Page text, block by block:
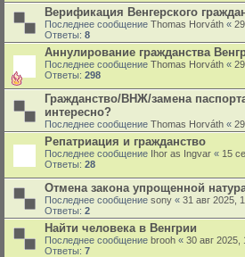
Верификация Венгерского
Последнее сообщение Thomas Horváth «
Ответы: 8
Аннулирование гражданства
Последнее сообщение Thomas Horváth «
Ответы: 298
Гражданство/ВНЖ/замена
интересно?
Последнее сообщение Thomas Horváth «
Репатриация и гражданство
Последнее сообщение Ihor as Ingvar « 15
Ответы: 28
Отмена закона упрощенной
Последнее сообщение sony « 31 авг 2025,
Ответы: 2
Найти человека в Венгрии
Последнее сообщение brooh « 30 авг 2025,
Ответы: 7